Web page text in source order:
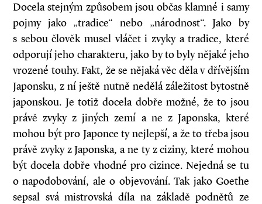
Docela stejným způsobem jsou občas klamné i samy
pojmy jako „tradice“ nebo „národnost“. Jako by
s sebou člověk musel vláčet i zvyky a tradice, které
odporují jeho charakteru, jako by to byly nějaké jeho
vrozené touhy. Fakt, že se nějaká věc děla v dřívějším
Japonsku, z ní ještě nutně nedělá záležitost bytostně
japonskou. Je totiž docela dobře možné, že to jsou
právě zvyky z jiných zemí a ne z Japonska, které
mohou být pro Japonce ty nejlepší, a že to třeba jsou
právě zvyky z Japonska, a ne ty z ciziny, které mohou
být docela dobře vhodné pro cizince. Nejedná se tu
o napodobování, ale o objevování. Tak jako Goethe
sepsal svá mistrovská díla na základě podnětů ze